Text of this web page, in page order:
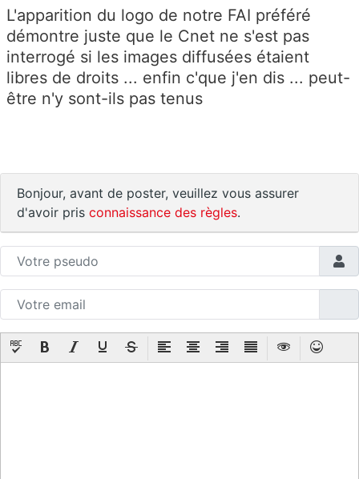
L'apparition du logo de notre FAI préféré
démontre juste que le Cnet ne s'est pas
interrogé si les images diffusées étaient
libres de droits ... enfin c'que j'en dis ... peut-
être n'y sont-ils pas tenus
Bonjour, avant de poster, veuillez vous assurer
d'avoir pris connaissance des règles.